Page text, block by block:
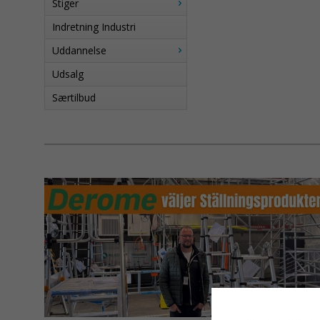
Stiger
Indretning Industri
Uddannelse
Udsalg
Særtilbud